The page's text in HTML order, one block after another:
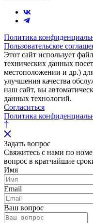
Политика
Пользовательское
Этот сайт использует
технических данных
местоположении и др.)
улучшения качества
наш сайт, вы
данных технологий.
Согласиться
Политика
Задать вопрос
Свяжитесь с нами по
вопрос в кратчайшие
Имя
Email
Ваш вопрос